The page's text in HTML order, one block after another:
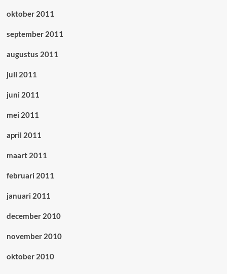
oktober 2011
september 2011
augustus 2011
juli 2011
juni 2011
mei 2011
april 2011
maart 2011
februari 2011
januari 2011
december 2010
november 2010
oktober 2010